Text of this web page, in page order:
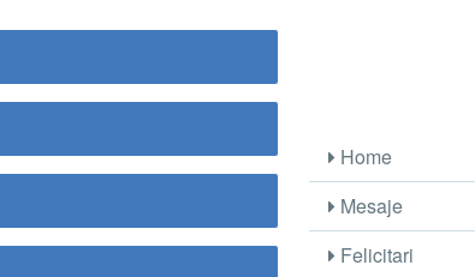
Home
Mesaje
Felicitari